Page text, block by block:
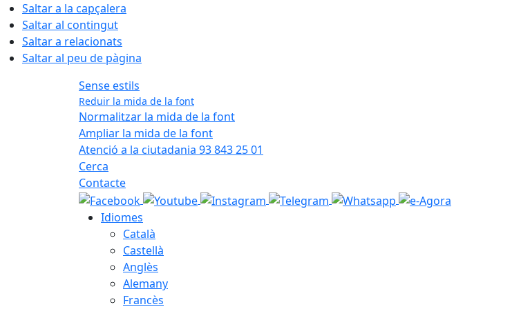
Saltar a la capçalera
Saltar al contingut
Saltar a relacionats
Saltar al peu de pàgina
Sense estils
Reduir la mida de la font
Normalitzar la mida de la font
Ampliar la mida de la font
Atenció a la ciutadania 93 843 25 01
Cerca
Contacte
Idiomes
Català
Castellà
Anglès
Alemany
Francès